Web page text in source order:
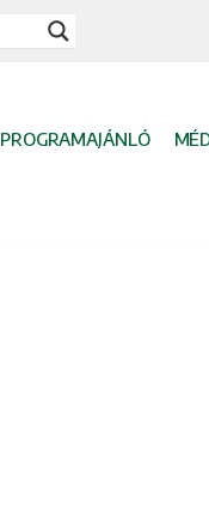
PROGRAMAJÁNLÓ